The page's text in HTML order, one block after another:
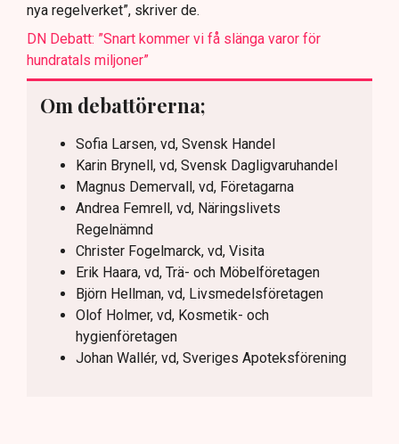
nya regelverket”, skriver de.
DN Debatt: ”Snart kommer vi få slänga varor för
hundratals miljoner”
Om debattörerna;
Sofia Larsen, vd, Svensk Handel
Karin Brynell, vd, Svensk Dagligvaruhandel
Magnus Demervall, vd, Företagarna
Andrea Femrell, vd, Näringslivets
Regelnämnd
Christer Fogelmarck, vd, Visita
Erik Haara, vd, Trä- och Möbelföretagen
Björn Hellman, vd, Livsmedelsföretagen
Olof Holmer, vd, Kosmetik- och
hygienföretagen
Johan Wallér, vd, Sveriges Apoteksförening